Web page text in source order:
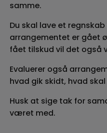
samme.
Du skal lave et
arrangementet er gået
fået tilskud vil det også
Evaluerer også
hvad gik skidt, hvad
Husk at sige tak for
været med.